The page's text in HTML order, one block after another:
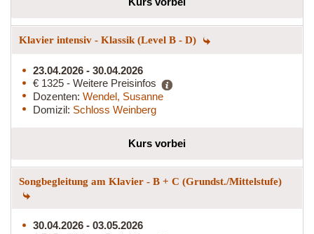
Klavier intensiv - Klassik (Level B - D)
23.04.2026 - 30.04.2026
€ 1325 - Weitere Preisinfos
Dozenten: Wendel, Susanne
Domizil: Schloss Weinberg
Kurs vorbei
Songbegleitung am Klavier - B + C (Grundst./Mittelstufe)
30.04.2026 - 03.05.2026